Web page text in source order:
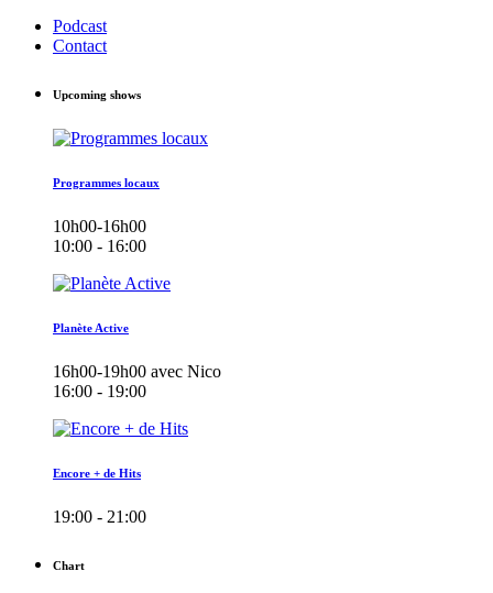
Podcast
Contact
Upcoming shows
Programmes locaux
10h00-16h00
10:00 - 16:00
Planète Active
16h00-19h00 avec Nico
16:00 - 19:00
Encore + de Hits
19:00 - 21:00
Chart